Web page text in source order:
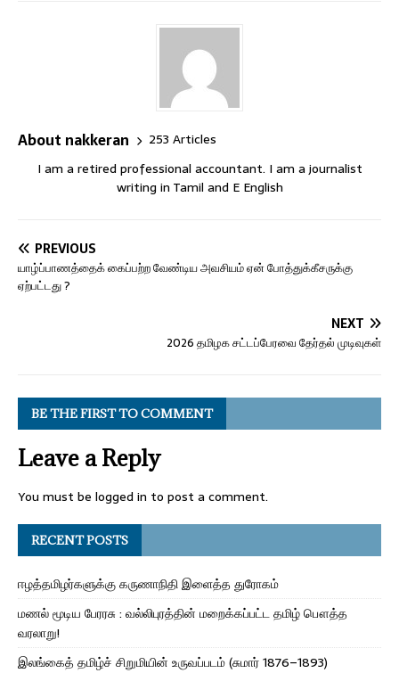
About nakkeran
253 Articles
I am a retired professional accountant. I am a journalist
writing in Tamil and E English
PREVIOUS
யாழ்ப்பாணத்தைக் கைப்பற்ற வேண்டிய அவசியம் ஏன் போத்துக்கீசருக்கு
ஏற்பட்டது ?
NEXT
2026 தமிழக சட்டப்பேரவை தேர்தல் முடிவுகள்
BE THE FIRST TO COMMENT
Leave a Reply
You must be logged in to post a comment.
RECENT POSTS
ஈழத்தமிழர்களுக்கு கருணாநிதி இளைத்த துரோகம்
மணல் மூடிய பேரரசு : வல்லிபுரத்தின் மறைக்கப்பட்ட தமிழ் பௌத்த
வரலாறு!
இலங்கைத் தமிழ்ச் சிறுமியின் உருவப்படம் (சுமார் 1876–1893)